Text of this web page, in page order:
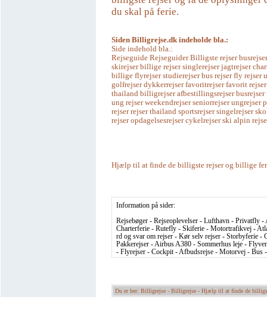
du skal på ferie.
Siden Billigrejse.dk indeholde bla.:
Side indehold bla.:
Rejseguide Rejseguider Billigste rejser
skirejser billige rejser singlerejser jagtrejser
billige flyrejser studierejser bus rejser fly rejser
golfrejser dykkerrejser favoritrejser favorit
thailand billigrejser afbestillingsrejser busrejser
ung rejser weekendrejser seniorrejser ungrejser
rejser rejser thailand sportsrejser singelrejser
rejser opdagelsesrejser cykelrejser ski alpin
Hjælp til at finde de billigste rejser og billige
Information på sider:
Rejsebøger - Rejseoplevelser - Lufthavn - Privatfly
Charterferie - Rutefly - Skiferie - Motortrafikvej -
rd og svar om rejser - Kør selv rejser - Storbyferie -
Pakkerejser - Airbus A380 - Sommerhus leje -
- Flyrejser - Cockpit - Afbudsrejse - Motorvej - Bus
Du er her: Billigrejse - Billigrejse - Hjælp til at finde de